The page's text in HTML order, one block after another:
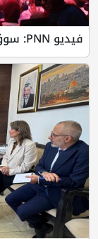
فيديو PNN: سوق الباذنجان في بتير.. نافذة...